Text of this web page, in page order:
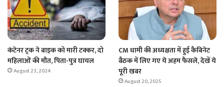
कंटेनर ट्रक ने बाइक को मारी टक्कर, दो
महिलाओं की मौत, पिता-पुत्र घायल
August 23, 2024
CM धामी की अध्यक्षता में हुई कैबिनेट
बैठक में लिए गए ये अहम फैसले, देखें ये
पूरी खबर
August 20, 2025